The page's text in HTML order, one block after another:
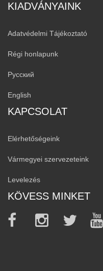
KIADVÁNYAINK
Adatvédelmi Tájékoztató
Régi honlapunk
Русский
English
KAPCSOLAT
Elérhetőségeink
Vármegyei szervezeteink
Levelezés
KÖVESS MINKET